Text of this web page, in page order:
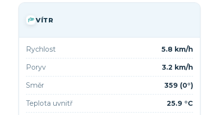
VÍTR
Rychlost 5.8 km/h
Poryv 3.2 km/h
Směr 359 (0°)
Teplota uvnitř 25.9 °C